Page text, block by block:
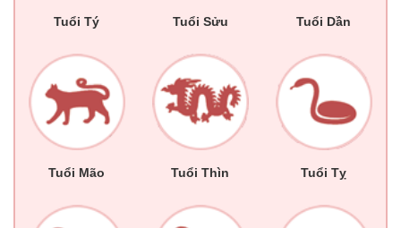
Tuổi Tý Tuổi Sửu Tuổi Dần
Tuổi Mão Tuổi Thìn Tuổi Tỵ